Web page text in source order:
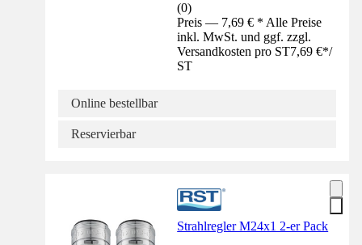
(0)
Preis — 7,69 € * Alle Preise
inkl. MwSt. und ggf. zzgl.
Versandkosten pro ST7,69 €*/
ST
Online bestellbar
Reservierbar
Strahlregler M24x1 2-er Pack